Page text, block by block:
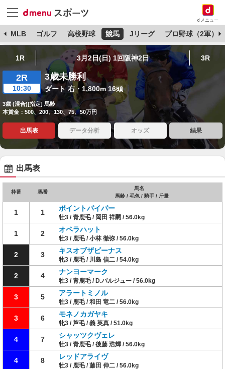
dメニュー
MLB ゴルフ 高校野球 競馬 Jリーグ プロ野球（2軍）
1R 3月2日(日) 1回阪神2日 3R
2R
10:30
3歳未勝利
ダート 右・1,800m 16頭
3歳 (混合)[指定] 馬齢
本賞金：500、200、130、75、50万円
出馬表 データ分析 オッズ 結果
出馬表
枠番 馬番
馬名
馬齢 / 毛色 / 騎手 / 斤量
1 1 ポイントパイパー
牡3 / 青鹿毛 / 岡田 祥嗣 / 56.0kg
1 2 オペラハット
牡3 / 鹿毛 / 小林 徹弥 / 56.0kg
2 3 キスオブザビーナス
牝3 / 鹿毛 / 川島 信二 / 54.0kg
2 4 ナンヨーマーク
牡3 / 青鹿毛 / D.バルジュー / 56.0kg
3 5 アラートミノル
牡3 / 鹿毛 / 和田 竜二 / 56.0kg
3 6 モネノカガヤキ
牝3 / 芦毛 / 義 英真 / 51.0kg
4 7 シャッツクヴェレ
牡3 / 青鹿毛 / 後藤 浩輝 / 56.0kg
4 8 レッドアライヴ
牡3 / 鹿毛 / 藤田 伸二 / 56.0kg